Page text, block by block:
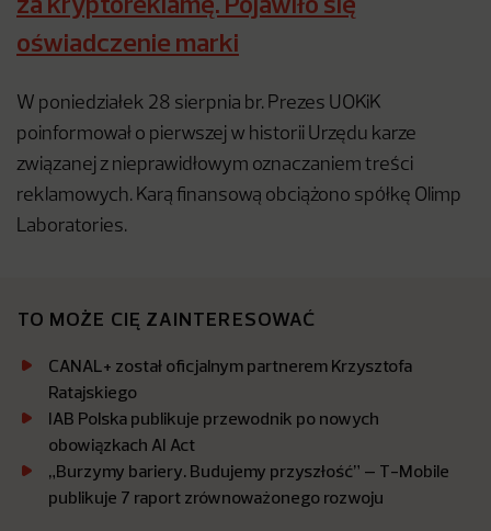
oświadczenie marki
W poniedziałek 28 sierpnia br. Prezes UOKiK
poinformował o pierwszej w historii Urzędu karze
związanej z nieprawidłowym oznaczaniem treści
reklamowych. Karą finansową obciążono spółkę Olimp
Laboratories.
TO MOŻE CIĘ ZAINTERESOWAĆ
CANAL+ został oficjalnym partnerem Krzysztofa
Ratajskiego
IAB Polska publikuje przewodnik po nowych
obowiązkach AI Act
„Burzymy bariery. Budujemy przyszłość” – T-Mobile
publikuje 7 raport zrównoważonego rozwoju